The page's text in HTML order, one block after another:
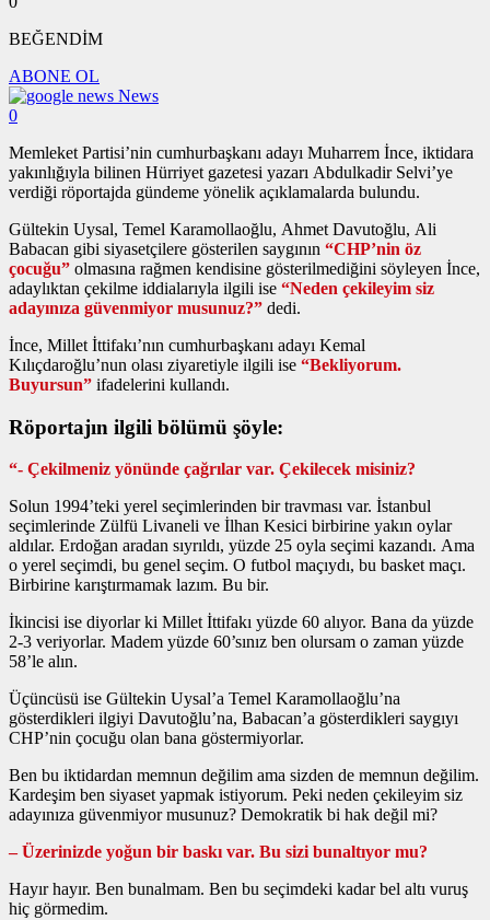
BEĞENDİM
ABONE OL
News
0
Memleket Partisi’nin cumhurbaşkanı adayı Muharrem İnce, iktidara
yakınlığıyla bilinen Hürriyet gazetesi yazarı Abdulkadir Selvi’ye
verdiği röportajda gündeme yönelik açıklamalarda bulundu.
Gültekin Uysal, Temel Karamollaoğlu, Ahmet Davutoğlu, Ali
Babacan gibi siyasetçilere gösterilen saygının “CHP’nin öz
çocuğu” olmasına rağmen kendisine gösterilmediğini söyleyen İnce,
adaylıktan çekilme iddialarıyla ilgili ise “Neden çekileyim siz
adayınıza güvenmiyor musunuz?” dedi.
İnce, Millet İttifakı’nın cumhurbaşkanı adayı Kemal
Kılıçdaroğlu’nun olası ziyaretiyle ilgili ise “Bekliyorum.
Buyursun” ifadelerini kullandı.
Röportajın ilgili bölümü şöyle:
“- Çekilmeniz yönünde çağrılar var. Çekilecek misiniz?
Solun 1994’teki yerel seçimlerinden bir travması var. İstanbul
seçimlerinde Zülfü Livaneli ve İlhan Kesici birbirine yakın oylar
aldılar. Erdoğan aradan sıyrıldı, yüzde 25 oyla seçimi kazandı. Ama
o yerel seçimdi, bu genel seçim. O futbol maçıydı, bu basket maçı.
Birbirine karıştırmamak lazım. Bu bir.
İkincisi ise diyorlar ki Millet İttifakı yüzde 60 alıyor. Bana da yüzde
2-3 veriyorlar. Madem yüzde 60’sınız ben olursam o zaman yüzde
58’le alın.
Üçüncüsü ise Gültekin Uysal’a Temel Karamollaoğlu’na
gösterdikleri ilgiyi Davutoğlu’na, Babacan’a gösterdikleri saygıyı
CHP’nin çocuğu olan bana göstermiyorlar.
Ben bu iktidardan memnun değilim ama sizden de memnun değilim.
Kardeşim ben siyaset yapmak istiyorum. Peki neden çekileyim siz
adayınıza güvenmiyor musunuz? Demokratik bi hak değil mi?
– Üzerinizde yoğun bir baskı var. Bu sizi bunaltıyor mu?
Hayır hayır. Ben bunalmam. Ben bu seçimdeki kadar bel altı vuruş
hiç görmedim.